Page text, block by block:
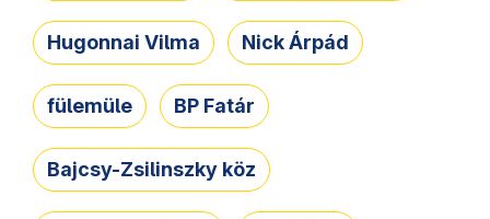
Hugonnai Vilma Nick Árpád
fülemüle BP Fatár
Bajcsy-Zsilinszky köz